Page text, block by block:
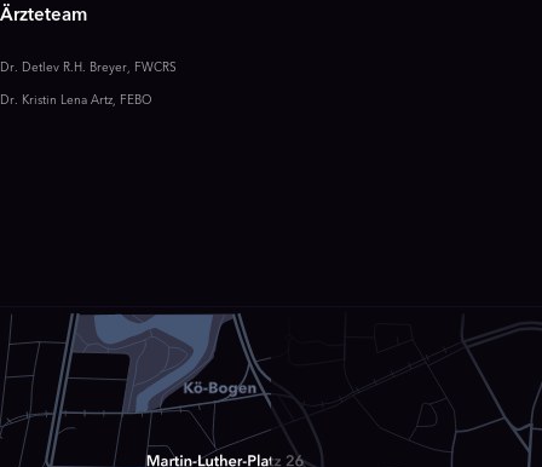
Ärzteteam
Dr. Detlev R.H. Breyer, FWCRS
Dr. Kristin Lena Artz, FEBO